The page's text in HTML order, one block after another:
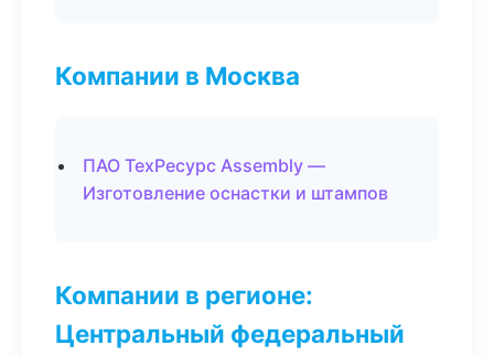
Компании в Москва
ПАО ТехРесурс Assembly —
Изготовление оснастки и штампов
Компании в регионе:
Центральный федеральный